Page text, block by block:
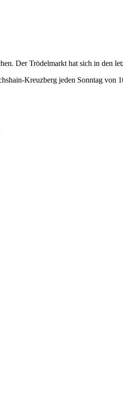
Der Trödelmarkt hat sich in den
Kreuzberg jeden Sonntag von